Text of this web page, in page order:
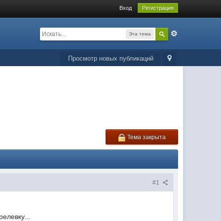
Вход Регистрация
Эта тема
Просмотр новых публикаций
Тема закрыта
#1